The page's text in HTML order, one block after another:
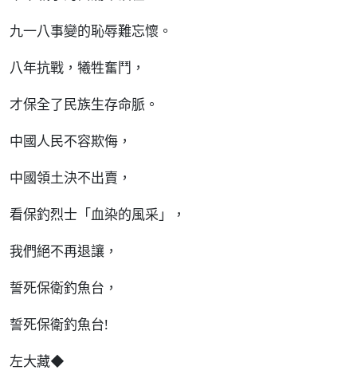
九一八事變的恥辱難忘懷。
八年抗戰，犧牲奮鬥，
才保全了民族生存命脈。
中國人民不容欺侮，
中國領土決不出賣，
看保釣烈士「血染的風采」，
我們絕不再退讓，
誓死保衛釣魚台，
誓死保衛釣魚台!
左大藏◆